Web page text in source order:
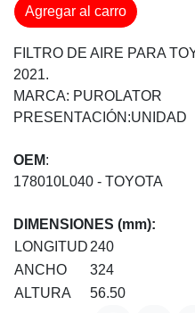
Agregar al carro
FILTRO DE AIRE PARA
2021.
MARCA: PUROLATOR
PRESENTACIÓN:UNIDAD
OEM:
178010L040 - TOYOTA
DIMENSIONES (mm):
LONGITUD 240
ANCHO
324
ALTURA
56.50